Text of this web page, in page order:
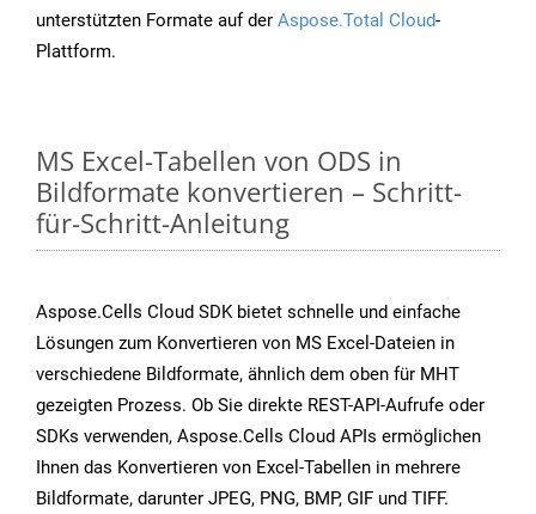
unterstützten Formate auf der Aspose.Total Cloud-
Plattform.
MS Excel-Tabellen von ODS in
Bildformate konvertieren – Schritt-
für-Schritt-Anleitung
Aspose.Cells Cloud SDK bietet schnelle und einfache
Lösungen zum Konvertieren von MS Excel-Dateien in
verschiedene Bildformate, ähnlich dem oben für MHT
gezeigten Prozess. Ob Sie direkte REST-API-Aufrufe oder
SDKs verwenden, Aspose.Cells Cloud APIs ermöglichen
Ihnen das Konvertieren von Excel-Tabellen in mehrere
Bildformate, darunter JPEG, PNG, BMP, GIF und TIFF.